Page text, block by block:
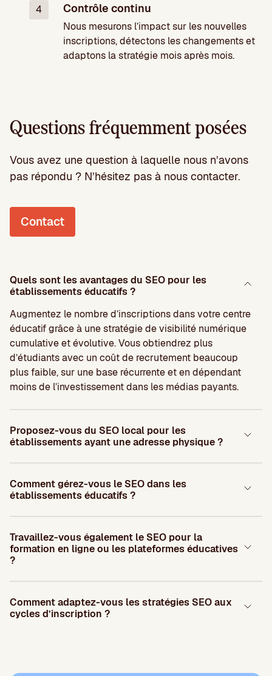
4 Contrôle continu
Nous mesurons l’impact sur les nouvelles
inscriptions, détectons les changements et
adaptons la stratégie mois après mois.
Questions fréquemment posées
Vous avez une question à laquelle nous n’avons
pas répondu ? N’hésitez pas à nous contacter.
Contact
Quels sont les avantages du SEO pour les
établissements éducatifs ?
Augmentez le nombre d’inscriptions dans votre centre
éducatif grâce à une stratégie de visibilité numérique
cumulative et évolutive. Vous obtiendrez plus
d’étudiants avec un coût de recrutement beaucoup
plus faible, sur une base récurrente et en dépendant
moins de l’investissement dans les médias payants.
Proposez-vous du SEO local pour les
établissements ayant une adresse physique ?
Comment gérez-vous le SEO dans les
établissements éducatifs ?
Travaillez-vous également le SEO pour la
formation en ligne ou les plateformes éducatives
?
Comment adaptez-vous les stratégies SEO aux
cycles d’inscription ?